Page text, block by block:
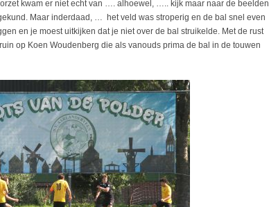
kwam er niet echt van …. alhoewel, ….. kijk maar naar de beelden
Maar inderdaad, … het veld was stroperig en de bal snel even
en je moest uitkijken dat je niet over de bal struikelde. Met de rust
op Koen Woudenberg die als vanouds prima de bal in de touwen